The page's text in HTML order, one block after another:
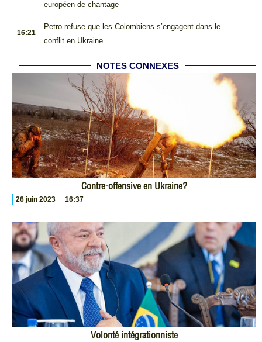
européen de chantage
16:21
Petro refuse que les Colombiens s’engagent dans le
conflit en Ukraine
NOTES CONNEXES
Contre-offensive en Ukraine?
26 juin 2023 16:37
Volonté intégrationniste